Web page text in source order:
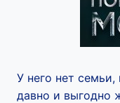
У него нет
давно и выгодно